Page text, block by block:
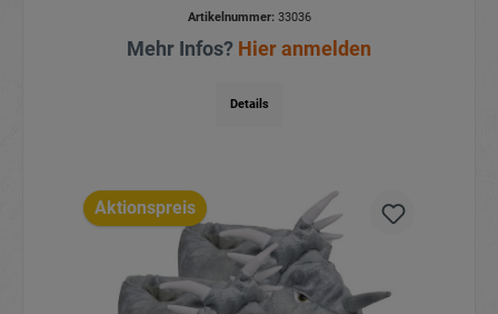
Artikelnummer:33036
Mehr Infos? Hier anmelden
Details
Aktionspreis